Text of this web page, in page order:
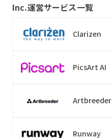
Inc.運営サービス一覧
Clarizen
PicsArt AI
Artbreeder
Runway